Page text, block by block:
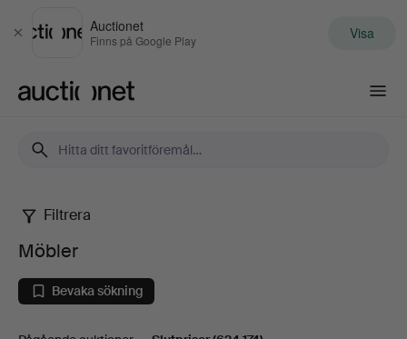
Stäng
Auctionet
Finns på Google Play Visa
Möbler
Filtrera
Möbler
Bevaka sökning